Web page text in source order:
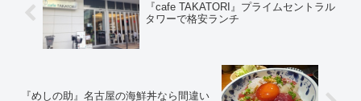
『cafe TAKATORI』プライムセントラル
タワーで格安ランチ
『めしの助』名古屋の海鮮丼なら間違い